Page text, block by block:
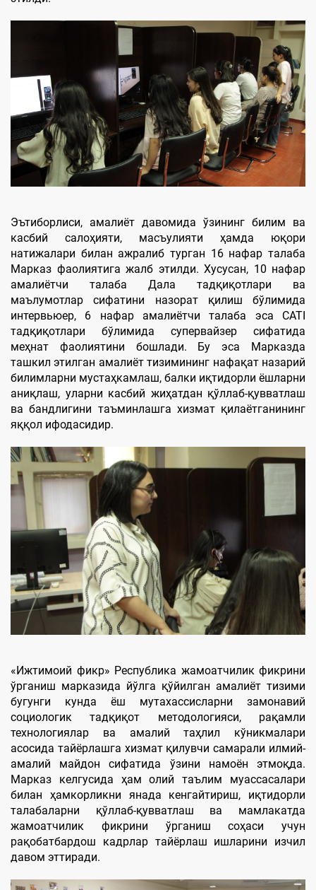
Эътиборлиси, амалиёт давомида ўзининг билим ва
касбий салоҳияти, масъулияти ҳамда юқори
натижалари билан ажралиб турган 16 нафар талаба
Марказ фаолиятига жалб этилди. Хусусан, 10 нафар
амалиётчи талаба Дала тадқиқотлари ва
маълумотлар сифатини назорат қилиш бўлимида
интервьюер, 6 нафар амалиётчи талаба эса CATI
тадқиқотлари бўлимида супервайзер сифатида
меҳнат фаолиятини бошлади. Бу эса Марказда
ташкил этилган амалиёт тизимининг нафақат назарий
билимларни мустаҳкамлаш, балки иқтидорли ёшларни
аниқлаш, уларни касбий жиҳатдан қўллаб-қувватлаш
ва бандлигини таъминлашга хизмат қилаётганининг
яққол ифодасидир.
«Ижтимоий фикр» Республика жамоатчилик фикрини
ўрганиш марказида йўлга қўйилган амалиёт тизими
бугунги кунда ёш мутахассисларни замонавий
социологик тадқиқот методологияси, рақамли
технологиялар ва амалий таҳлил кўникмалари
асосида тайёрлашга хизмат қилувчи самарали илмий-
амалий майдон сифатида ўзини намоён этмоқда.
Марказ келгусида ҳам олий таълим муассасалари
билан ҳамкорликни янада кенгайтириш, иқтидорли
талабаларни қўллаб-қувватлаш ва мамлакатда
жамоатчилик фикрини ўрганиш соҳаси учун
рақобатбардош кадрлар тайёрлаш ишларини изчил
давом эттиради.